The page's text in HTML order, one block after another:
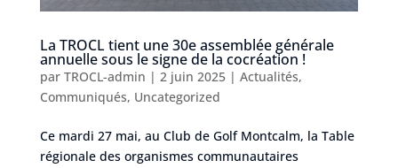
La TROCL tient une 30e assemblée générale
annuelle sous le signe de la cocréation !
par TROCL-admin | 2 juin 2025| Actualités,
Communiqués, Uncategorized
Ce mardi 27 mai, au Club de Golf Montcalm, la Table
régionale des organismes communautaires